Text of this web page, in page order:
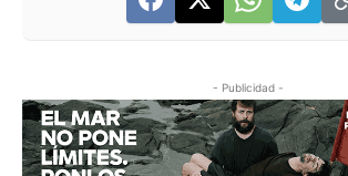
- Publicidad -